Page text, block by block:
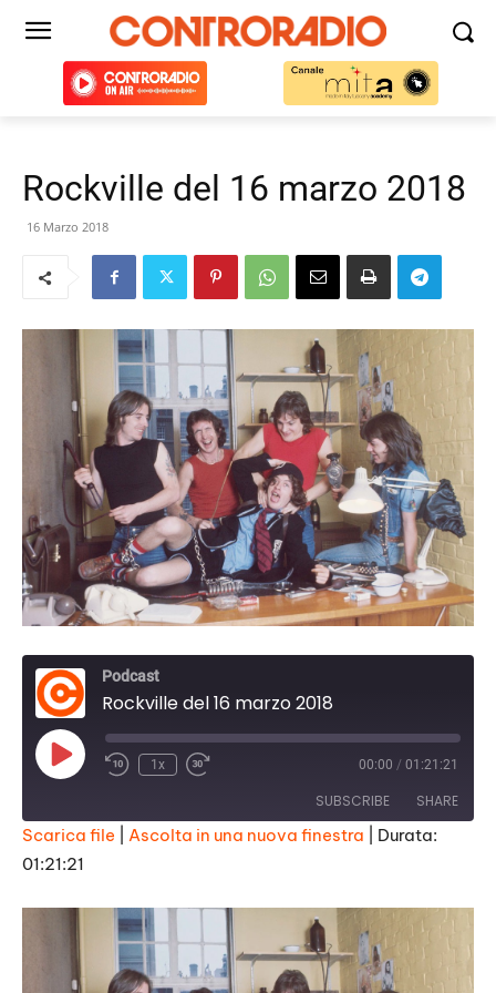
Rockville del 16 marzo 2018
16 Marzo 2018
Podcast
Rockville del 16 marzo 2018
Play
Episode
1x 00:00 / 01:21:21
SUBSCRIBE SHARE
SHARE
LINK
EMBED
Scarica file Ascolta in una nuova finestra
Durata:
01:21:21